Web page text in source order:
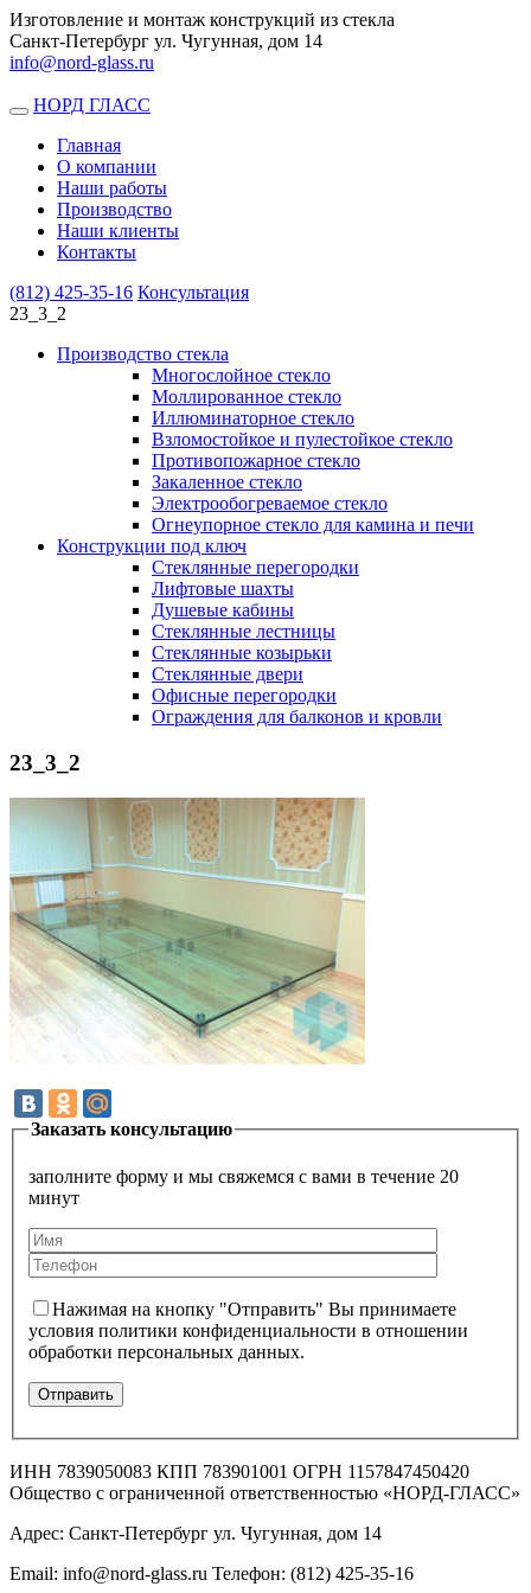
Изготовление и монтаж конструкций из стекла
Санкт-Петербург ул. Чугунная, дом 14
info@nord-glass.ru
Toggle
navigation
НОРД ГЛАСС
Главная
О компании
Наши работы
Производство
Наши клиенты
Контакты
(812) 425-35-16 Консультация
23_3_2
Производство стекла
Многослойное стекло
Моллированное стекло
Иллюминаторное стекло
Взломостойкое и пулестойкое стекло
Противопожарное стекло
Закаленное стекло
Электрообогреваемое стекло
Огнеупорное стекло для камина и печи
Конструкции под ключ
Стеклянные перегородки
Лифтовые шахты
Душевые кабины
Cтеклянные лестницы
Cтеклянные козырьки
Cтеклянные двери
Офисные перегородки
Ограждения для балконов и кровли
23_3_2
Заказать консультацию
заполните форму и мы свяжемся с вами в течение 20
минут
Нажимая на кнопку "Отправить" Вы принимаете
условия политики конфиденциальности в отношении
обработки персональных данных.
ИНН 7839050083 КПП 783901001 ОГРН 1157847450420
Общество с ограниченной ответственностью «НОРД-ГЛАСС»
Адрес: Санкт-Петербург ул. Чугунная, дом 14
Email: info@nord-glass.ru Телефон: (812) 425-35-16